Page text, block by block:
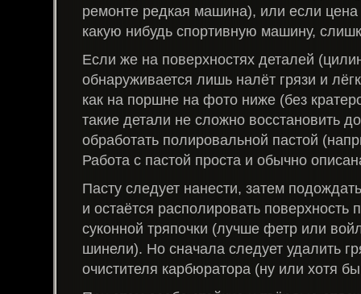
ремонте редкая машина), или если цена
какую нибудь спортивную машину,
Если же на поверхностях деталей
обнаруживается лишь налёт грязи и
как на поршне на фото ниже (без
такие детали не сложно восстановить
обработать полировальной пастой
Работа с пастой проста и обычно
Пасту следует нанести, затем
и остаётся располировать
суконной тряпочки (лучше фетр или
шинели). Но сначала следует удалить
очистителя карбюратора (ну или хотя